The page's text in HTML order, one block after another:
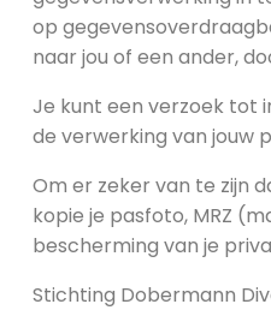
op
naar jou of een ander,
Je kunt een verzoek tot
de verwerking van jouw
Om er zeker van te zijn
kopie je pasfoto, MRZ
bescherming van je
Stichting Dobermann